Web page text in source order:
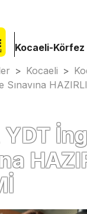
Kocaeli-Körfez
> Kocaeli >
Sınavına
YDT